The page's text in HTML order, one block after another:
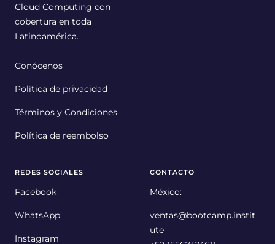
Cloud Computing con
cobertura en toda
Latinoamérica.
Conócenos
Política de privacidad
Términos y Condiciones
Política de reembolso
REDES SOCIALES
Facebook
WhatsApp
Instagram
CONTACTO
México:
ventas@bootcamp.instit
ute